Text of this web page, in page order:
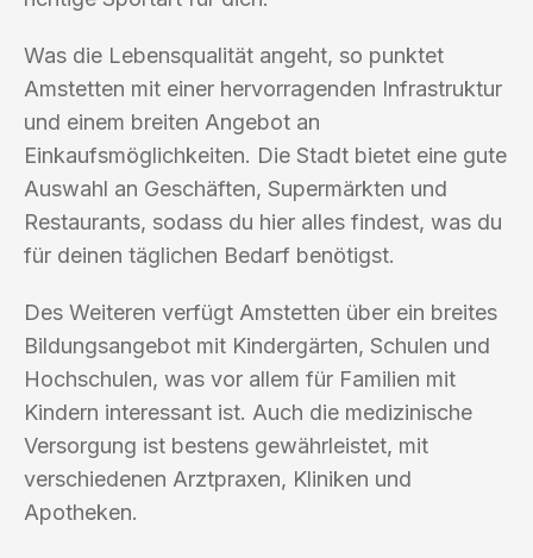
Was die Lebensqualität angeht, so punktet
Amstetten mit einer hervorragenden Infrastruktur
und einem breiten Angebot an
Einkaufsmöglichkeiten. Die Stadt bietet eine gute
Auswahl an Geschäften, Supermärkten und
Restaurants, sodass du hier alles findest, was du
für deinen täglichen Bedarf benötigst.
Des Weiteren verfügt Amstetten über ein breites
Bildungsangebot mit Kindergärten, Schulen und
Hochschulen, was vor allem für Familien mit
Kindern interessant ist. Auch die medizinische
Versorgung ist bestens gewährleistet, mit
verschiedenen Arztpraxen, Kliniken und
Apotheken.